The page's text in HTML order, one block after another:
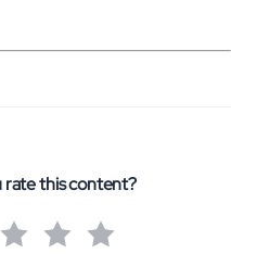
rate this content?